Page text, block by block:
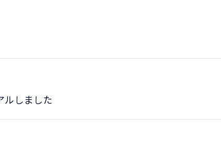
しました